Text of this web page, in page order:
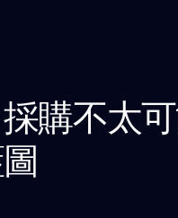
購不太